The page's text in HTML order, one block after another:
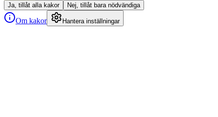
Ja, tillåt alla kakor Nej, tillåt bara nödvändiga
Om kakor Hantera inställningar